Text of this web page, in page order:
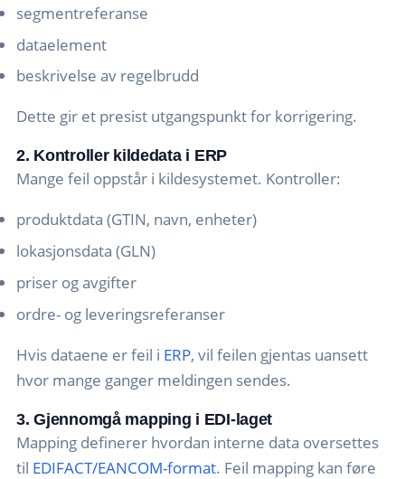
segmentreferanse
dataelement
beskrivelse av regelbrudd
Dette gir et presist utgangspunkt for korrigering.
2. Kontroller kildedata i ERP
Mange feil oppstår i kildesystemet. Kontroller:
produktdata (GTIN, navn, enheter)
lokasjonsdata (GLN)
priser og avgifter
ordre- og leveringsreferanser
Hvis dataene er feil i ERP, vil feilen gjentas uansett
hvor mange ganger meldingen sendes.
3. Gjennomgå mapping i EDI-laget
Mapping definerer hvordan interne data oversettes
til EDIFACT/EANCOM-format. Feil mapping kan føre